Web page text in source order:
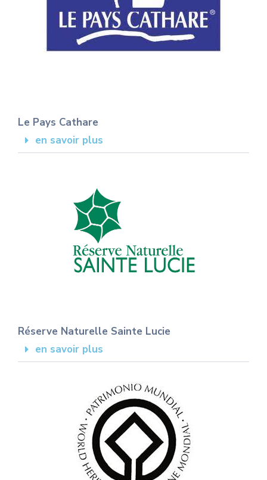
Le Pays Cathare
en savoir plus
Réserve Naturelle Sainte Lucie
en savoir plus